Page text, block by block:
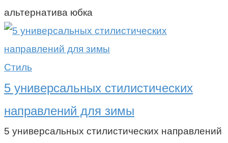
альтернатива юбка
Стиль
5 универсальных стилистических
направлений для зимы
5 универсальных стилистических направлений